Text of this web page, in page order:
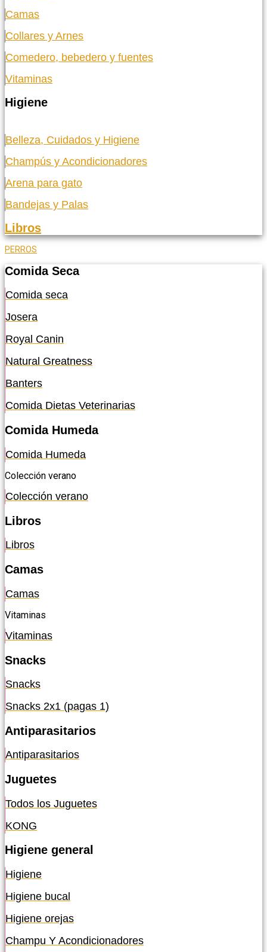
Camas
Collares y Arnes
Comedero, bebedero y fuentes
Vitaminas
Higiene
Belleza, Cuidados y Higiene
Champús y Acondicionadores
Arena para gato
Bandejas y Palas
Libros
PERROS
Comida Seca
Comida seca
Josera
Royal Canin
Natural Greatness
Banters
Comida Dietas Veterinarias
Comida Humeda
Comida Humeda
Colección verano
Colección verano
Libros
Libros
Camas
Camas
Vitaminas
Vitaminas
Snacks
Snacks
Snacks 2x1 (pagas 1)
Antiparasitarios
Antiparasitarios
Juguetes
Todos los Juguetes
KONG
Higiene general
Higiene
Higiene bucal
Higiene orejas
Champu Y Acondicionadores